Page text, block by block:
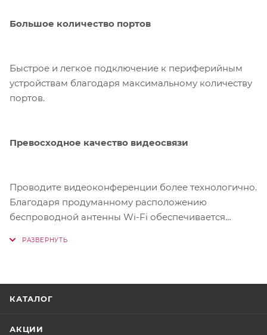
Большое количество портов
Быстрое и легкое подключение к периферийным
устройствам благодаря максимальному количеству
портов.
Превосходное качество видеосвязи
Проводите видеоконференции более технологично.
Благодаря продуманному расположению
беспроводной антенны Wi-Fi обеспечивается
КАТАЛОГ
АКЦИИ